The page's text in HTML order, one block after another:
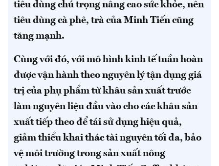
tiêu dùng chú trọng nâng cao sức khỏe, nên
tiêu dùng cà phê, trà của Minh Tiến cũng
tăng mạnh.
Cùng với đó, với mô hình kinh tế tuần hoàn
được vận hành theo nguyên lý tận dụng giá
trị của phụ phẩm từ khâu sản xuất trước
làm nguyên liệu đầu vào cho các khâu sản
xuất tiếp theo để tái sử dụng hiệu quả,
giảm thiểu khai thác tài nguyên tối đa, bảo
vệ môi trường trong sản xuất nông